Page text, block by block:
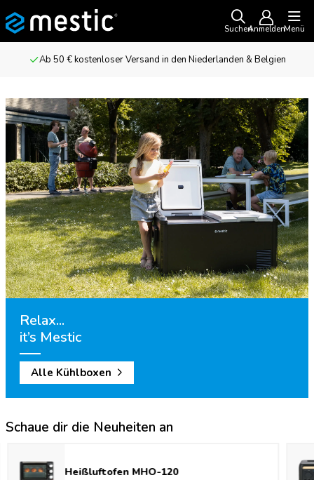
SuchenAnmeldenMenü
Ab 50 € kostenloser Versand in den Niederlanden & Belgien
Relax...
it’s Mestic
Alle Kühlboxen
Schaue dir die Neuheiten an
Heißluftofen MHO-120